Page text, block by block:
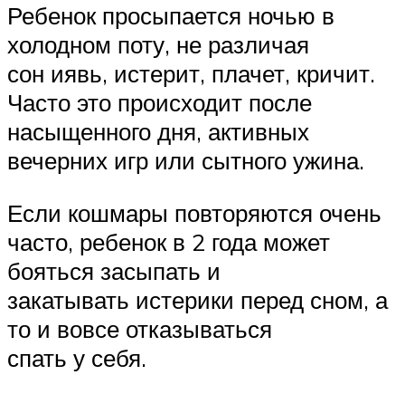
Ребенок просыпается ночью в
холодном поту, не различая
сон иявь, истерит, плачет, кричит.
Часто это происходит после
насыщенного дня, активных
вечерних игр или сытного ужина.
Если кошмары повторяются очень
часто, ребенок в 2 года может
бояться засыпать и
закатывать истерики перед сном, а
то и вовсе отказываться
спать у себя.